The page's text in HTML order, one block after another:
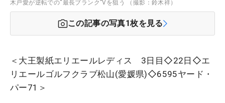
木戸愛が逆転での“最長ブランク”Vを狙う （撮影：鈴木祥）
この記事の写真1枚を見る
＜大王製紙エリエールレディス 3日目◇22日◇エ
リエールゴルフクラブ松山(愛媛県)◇6595ヤード・
パー71＞